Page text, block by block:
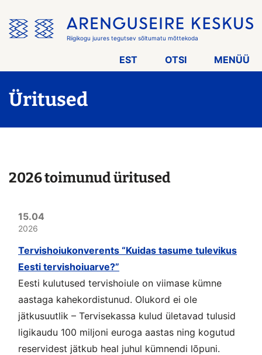
menüü
vahele
Riigikogu juures tegutsev sõltumatu mõttekoda
EST OTSI MENÜÜ
Üritused
2026 toimunud üritused
15.04
2026
Tervishoiukonverents “Kuidas tasume tulevikus
Eesti tervishoiuarve?”
Eesti kulutused tervishoiule on viimase kümne
aastaga kahekordistunud. Olukord ei ole
jätkusuutlik – Tervisekassa kulud ületavad tulusid
ligikaudu 100 miljoni euroga aastas ning kogutud
reservidest jätkub heal juhul kümnendi lõpuni.